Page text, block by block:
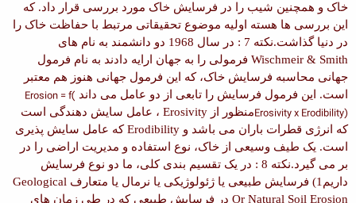
خاک و همچنین شیب را در فرسایش خاک مورد بررسی قرار داد. که
این بررسی ها هسته اولیه موضوع تحقیقاتی مرتبط با حفاظت خاک را
در دنیا گذاشت.نکته 7 : در سال 1968 دو دانشمند به نام های
Wischmeir & Smith فرمولی را به جهان ارایه دادند به نام فرمول
جهانی محاسبه فرسایش خاک، که این فرمول جهانی هنوز هم معتبر
است. این فرمول فرسایش را تابعی از دو عامل می داند Erosion = f(
Erosivity x Erodibility)منظور از Erosivity ، عامل سایش دهندگی است
که انرژی قطرات باران می باشد و Erodibilityکه عامل سایش پذیری
است. یک طیف وسیعی از خاک، نوع استفاده و مدیریت اراضی را در
بر می گیرد.نکته 8 :
در یک تقسیم بندی کلی، ما دو نوع فرسایش
داریم 1) فرسایش طبیعی یا ژئولوژیکی یا نرمال یا متعارف
Geological
Or Natural Soil Erosion در فرسایش طبیعی که در طی زمان های